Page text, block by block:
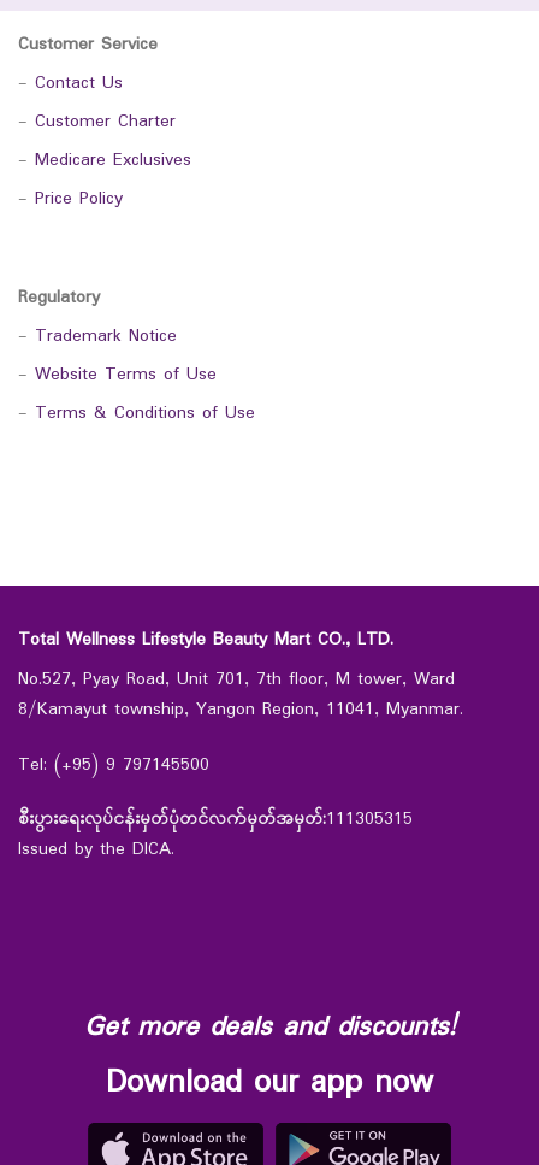
Customer Service
- Contact Us
- Customer Charter
- Medicare Exclusives
- Price Policy
Regulatory
- Trademark Notice
- Website Terms of Use
- Terms & Conditions of Use
Total Wellness Lifestyle Beauty Mart CO., LTD.
No.527, Pyay Road, Unit 701, 7th floor, M tower, Ward
8/Kamayut township, Yangon Region, 11041, Myanmar.
Tel: (+95) 9 797145500
စီးပွားရေးလုပ်ငန်းမှတ်ပုံတင်လက်မှတ်အမှတ်:111305315
Issued by the DICA.
Get more deals and discounts!
Download our app now